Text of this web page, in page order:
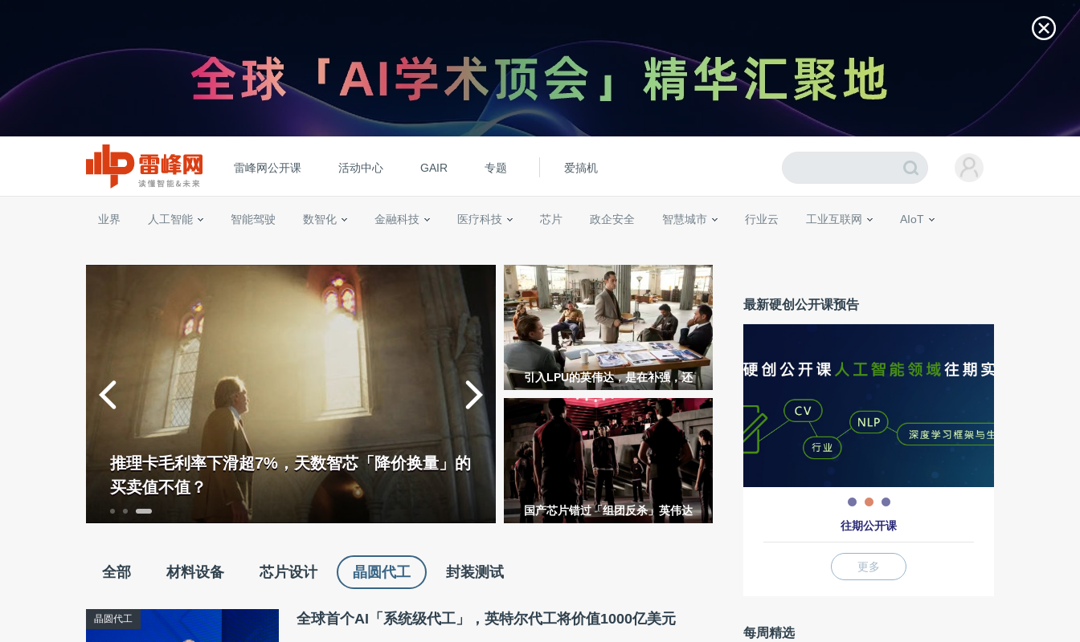
雷峰网公开课 活动中心 GAIR 专题 爱搞机
业界 人工智能 智能驾驶 数智化 金融科技 医疗科技 芯片 政企安全 智慧城市 行业云 工业互联网 AIoT
推理卡毛利率下滑超7%，天数智芯「降价换量」的
买卖值不值？
引入LPU的英伟达，是在补强，还
是在拆自己的护城河？｜GTC观察
国产芯片错过「组团反杀」英伟达
全部 材料设备 芯片设计 晶圆代工 封装测试
晶圆代工 全球首个AI「系统级代工」，英特尔代工将价值1000亿美元
最新硬创公开课预告
往期公开课
更多
每周精选